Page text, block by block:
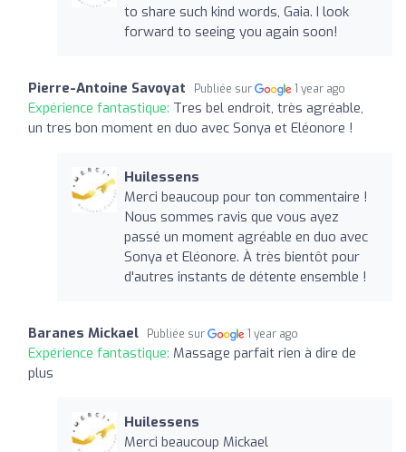
to share such kind words, Gaia. I look
forward to seeing you again soon!
Pierre-Antoine Savoyat Publiée sur 1 year ago
Expérience fantastique: Tres bel endroit, très agréable,
un tres bon moment en duo avec Sonya et Eléonore !
Huilessens
Merci beaucoup pour ton commentaire !
Nous sommes ravis que vous ayez
passé un moment agréable en duo avec
Sonya et Eléonore. À très bientôt pour
d'autres instants de détente ensemble !
Baranes Mickael Publiée sur 1 year ago
Expérience fantastique: Massage parfait rien à dire de
plus
Huilessens
Merci beaucoup Mickael